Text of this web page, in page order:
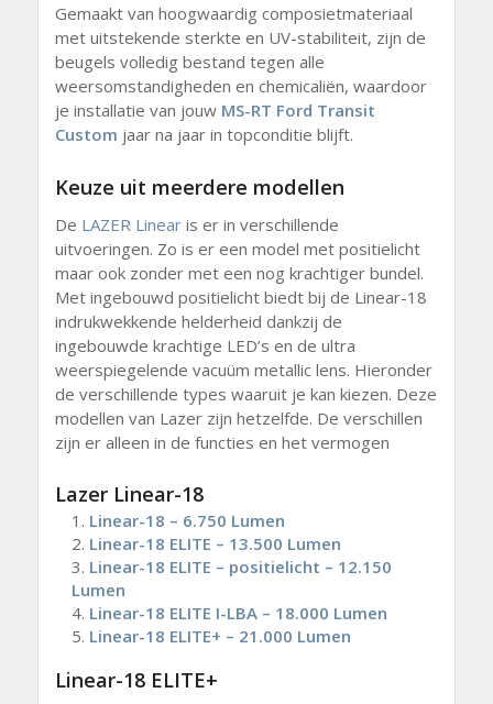
Gemaakt van hoogwaardig composietmateriaal
met uitstekende sterkte en UV-stabiliteit, zijn de
beugels volledig bestand tegen alle
weersomstandigheden en chemicaliën, waardoor
je installatie van jouwMS-RT Ford Transit
Custom jaar na jaar in topconditie blijft.
Keuze uit meerdere modellen
De LAZER Linearis er in verschillende
uitvoeringen. Zo is er een model met positielicht
maar ook zonder met een nog krachtiger bundel.
Met ingebouwd positielicht biedt bij de Linear-18
indrukwekkende helderheid dankzij de
ingebouwde krachtige LED’s en de ultra
weerspiegelende vacuüm metallic lens. Hieronder
de verschillende types waaruit je kan kiezen. Deze
modellen van Lazer zijn hetzelfde. De verschillen
zijn er alleen in de functies en het vermogen
Lazer Linear-18
Linear-18 – 6.750 Lumen
Linear-18 ELITE – 13.500 Lumen
Linear-18 ELITE – positielicht – 12.150
Lumen
Linear-18 ELITE I-LBA – 18.000 Lumen
Linear-18 ELITE+ – 21.000 Lumen
Linear-18 ELITE+